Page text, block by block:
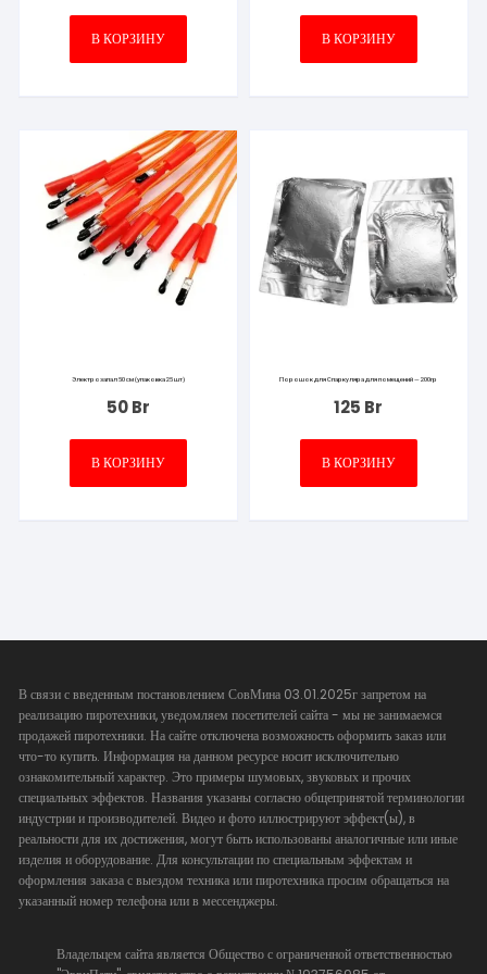
составляла
500 Br.
350 Br.
В КОРЗИНУ В КОРЗИНУ
Электрозапал 50 см (упаковка 25 шт)
50Br
В КОРЗИНУ
Порошок для Спаркуляра для помещений — 200гр
125 Br
В КОРЗИНУ
В связи с введенным постановлением СовМина 03.01.2025г запретом на
реализацию пиротехники, уведомляем посетителей сайта - мы не занимаемся
продажей пиротехники. На сайте отключена возможность оформить заказ или
что-то купить. Информация на данном ресурсе носит исключительно
ознакомительный характер. Это примеры шумовых, звуковых и прочих
специальных эффектов. Названия указаны согласно общепринятой терминологии
индустрии и производителей. Видео и фото иллюстрируют эффект(ы), в
реальности для их достижения, могут быть использованы аналогичные или иные
изделия и оборудование. Для консультации по специальным эффектам и
оформления заказа с выездом техника или пиротехника просим обращаться на
указанный номер телефона или в мессенджеры.
Владельцем сайта является Общество с ограниченной ответственностью